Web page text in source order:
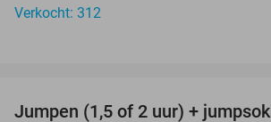
Verkocht: 312
Jumpen (1,5 of 2 uur) +